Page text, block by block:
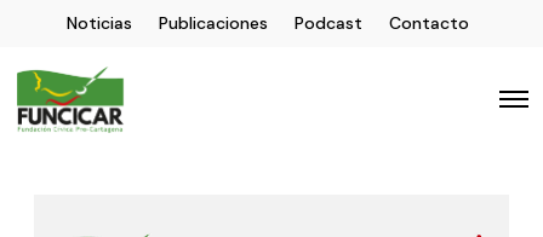
Noticias Publicaciones Podcast Contacto